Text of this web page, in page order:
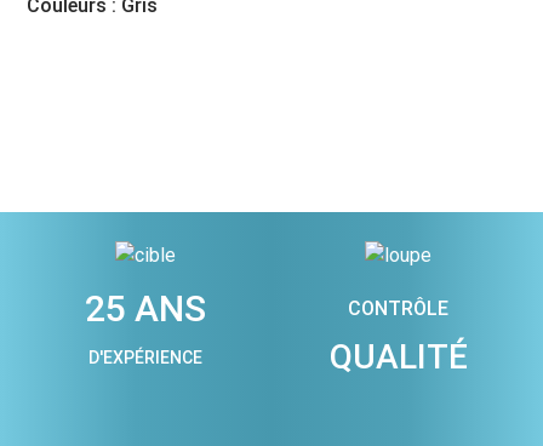
Couleurs : Gris
25 ANS
D'EXPÉRIENCE
CONTRÔLE
QUALITÉ